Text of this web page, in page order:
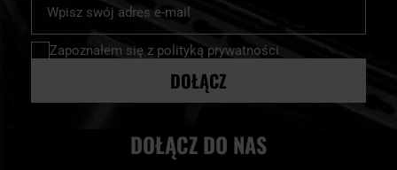
nasz
newsletter:
Zapoznałem się z polityką prywatności
DOŁĄCZ
DOŁĄCZ DO NAS